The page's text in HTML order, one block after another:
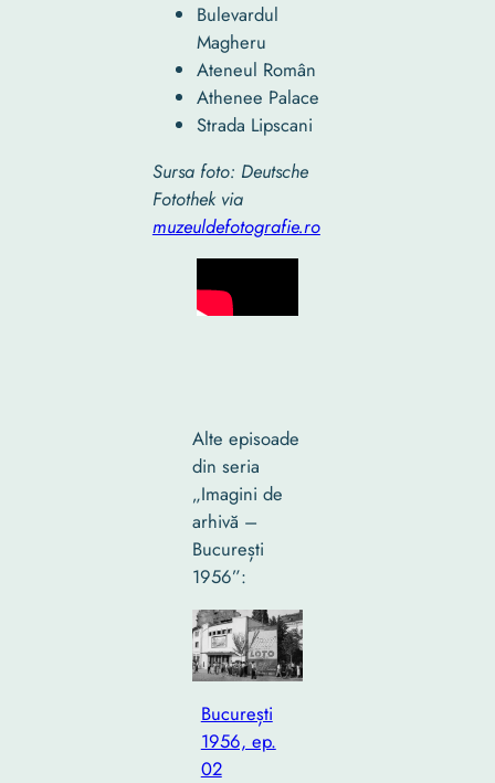
Bulevardul
Magheru
Ateneul Român
Athenee Palace
Strada Lipscani
Sursa foto: Deutsche
Fotothek via
muzeuldefotografie.ro
Alte episoade
din seria
„Imagini de
arhivă –
București
1956”:
București
1956, ep.
02